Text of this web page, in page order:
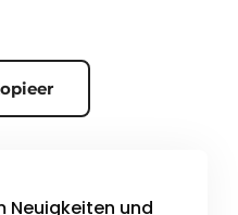
Neuigkeiten und